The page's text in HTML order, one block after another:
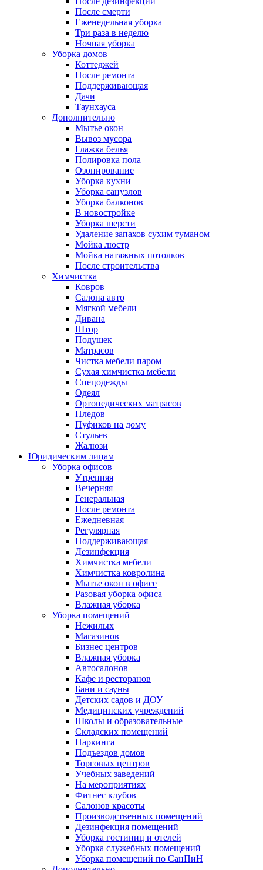
После смерти
Еженедельная уборка
Три раза в неделю
Ночная уборка
Уборка домов
Коттеджей
После ремонта
Поддерживающая
Дачи
Таунхауса
Дополнительно
Мытье окон
Вывоз мусора
Глажка белья
Полировка пола
Озонирование
Уборка кухни
Уборка санузлов
Уборка балконов
В новостройке
Уборка шерсти
Удаление запахов сухим туманом
Мойка люстр
Мойка натяжных потолков
После строительства
Химчистка
Ковров
Салона авто
Мягкой мебели
Дивана
Штор
Подушек
Матрасов
Чистка мебели паром
Сухая химчистка мебели
Спецодежды
Одеял
Ортопедических матрасов
Пледов
Пуфиков на дому
Стульев
Жалюзи
Юридическим лицам
Уборка офисов
Утренняя
Вечерняя
Генеральная
После ремонта
Ежедневная
Регулярная
Поддерживающая
Дезинфекция
Химчистка мебели
Химчистка ковролина
Мытье окон в офисе
Разовая уборка офиса
Влажная уборка
Уборка помещений
Нежилых
Магазинов
Бизнес центров
Влажная уборка
Автосалонов
Кафе и ресторанов
Бани и сауны
Детских садов и ДОУ
Медицинских учреждений
Школы и образовательные
Складских помещений
Паркинга
Подъездов домов
Торговых центров
Учебных заведений
На мероприятиях
Фитнес клубов
Салонов красоты
Производственных помещений
Дезинфекция помещений
Уборка гостиниц и отелей
Уборка служебных помещений
Уборка помещений по СанПиН